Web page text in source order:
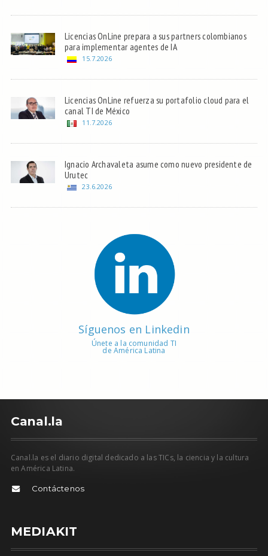
Licencias OnLine prepara a sus partners colombianos
para implementar agentes de IA
15.7.2026
Licencias OnLine refuerza su portafolio cloud para el
canal TI de México
11.7.2026
Ignacio Archavaleta asume como nuevo presidente de
Urutec
23.6.2026
Síguenos en Linkedin
Únete a la comunidad TI
de América Latina
Canal.la
Canal.la es el diario digital dedicado a las TICs, la ciencia y la cultura
en América Latina.
Contáctenos
MEDIAKIT